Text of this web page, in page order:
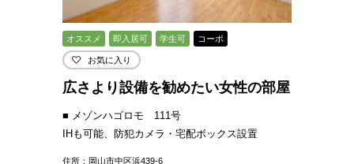
オススメ 即入居可 学生可 コーポ
お気に入り
広さより設備を勧めたい女性の部屋
■ メゾンハゴロモ 111号
IHも可能、防犯カメラ・宅配ボックス設置
住所：岡山市中区浜439-6